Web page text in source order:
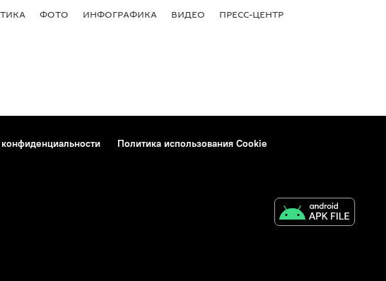
ФОТО ИНФОГРАФИКА ВИДЕО ПРЕСС-ЦЕНТР
Политика использования Cookie